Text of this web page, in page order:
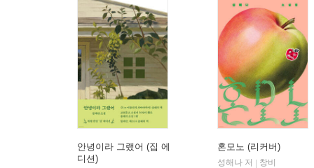
안녕이라 그랬어 (집 에
디션)
혼모노 (리커버)
성해나 저
창비